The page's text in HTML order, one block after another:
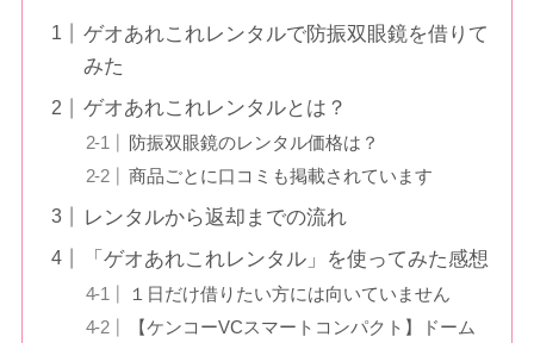
ゲオあれこれレンタルで防振双眼鏡を借りて
みた
ゲオあれこれレンタルとは？
防振双眼鏡のレンタル価格は？
商品ごとに口コミも掲載されています
レンタルから返却までの流れ
「ゲオあれこれレンタル」を使ってみた感想
１日だけ借りたい方には向いていません
【ケンコーVCスマートコンパクト】ドーム